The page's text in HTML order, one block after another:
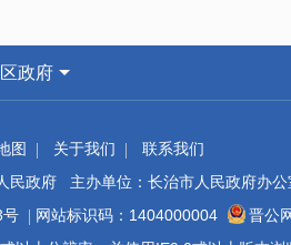
政府
图 关于我们
联系我们
民政府 主办单位：长治市人民政府办
号
网站标识码：1404000004
晋公